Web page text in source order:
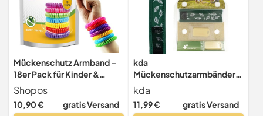
Mückenschutz Armband –
18er Pack für Kinder &
Erwachsene – Effektive
Zeckenabwehr,
Wespenvertreibung & Anti-
Shopos
10,90 € gratis Versand
kda
Mückenschutzarmbänder
für Erwachsene - Sicherer
Mückenschutz - Rot & Grün
Klassik Design - Nylon
kda
11,99 € gratis Versand